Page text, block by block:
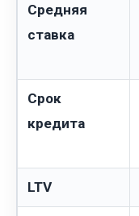
Средняя
ставка
Срок
кредита
LTV